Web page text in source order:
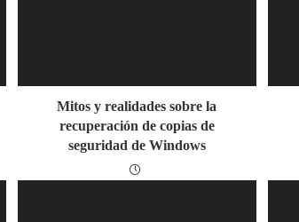
Mitos y realidades sobre la
recuperación de copias de
seguridad de Windows